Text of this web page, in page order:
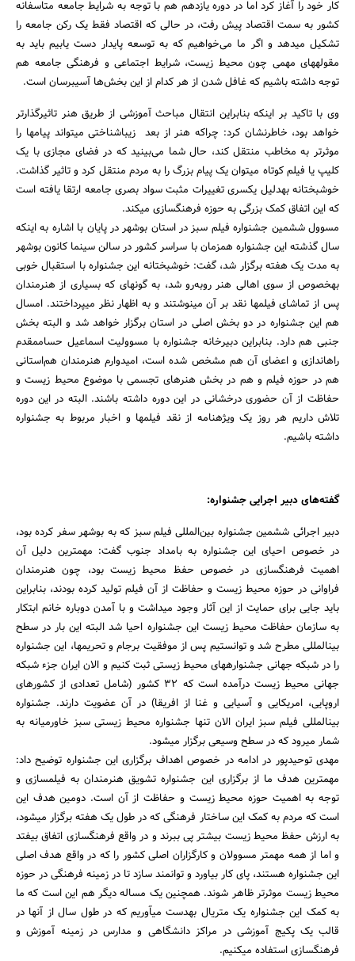
کار خود را آغاز کرد اما در دوره یازدهم هم با توجه به شرایط جامعه متاسفانه
کشور به سمت اقتصاد پیش رفت، در حالی که اقتصاد فقط یک رکن جامعه را
تشکیل می‎دهد و اگر ما می‌خواهیم که به توسعه پایدار دست یابیم باید به
مقوله‎های مهمی چون محیط زیست، شرایط اجتماعی و فرهنگی جامعه هم
توجه داشته باشیم که غافل شدن از هر کدام از این بخش‌ها آسیب‎رسان است.
وی با تاکید بر این‎که بنابراین انتقال مباحث آموزشی از طریق هنر تاثیرگذارتر
خواهد بود، خاطرنشان کرد: چراکه هنر از بعد زیباشناختی می‎تواند پیام‎ها را
موثرتر به مخاطب منتقل کند، حال شما می‌بینید که در فضای مجازی با یک
کلیپ یا فیلم کوتاه می‎توان یک پیام بزرگ را به مردم منتقل کرد و تاثیر گذاشت.
خوشبختانه به‎دلیل یک‎سری تغییرات مثبت سواد بصری جامعه ارتقا یافته است
که این اتفاق کمک بزرگی به حوزه فرهنگ‎سازی می‎کند.
مسوول ششمین جشنواره فیلم سبز در استان بوشهر در پایان با اشاره به این‎که
سال گذشته این جشنواره همزمان با سراسر کشور در سالن سینما کانون بوشهر
به مدت یک هفته برگزار شد، گفت: خوشبختانه این جشنواره با استقبال خوبی
به‎خصوص از سوی اهالی هنر روبه‎‌رو شد، به گونه‏ای که بسیاری از هنرمندان
پس از تماشای فیلم‎ها نقد بر آن می‎نوشتند و به اظهار نظر می‎پرداختند. امسال
هم این جشنواره در دو بخش اصلی در استان برگزار خواهد شد و البته بخش
جنبی هم دارد. بنابراین دبیرخانه جشنواره با مسوولیت اسماعیل حسام‎مقدم
راه‎اندازی و اعضای آن هم مشخص شده است، امیدوارم هنرمندان هم‌استانی
هم در حوزه فیلم و هم در بخش هنرهای تجسمی با موضوع محیط زیست و
حفاظت از آن حضوری درخشانی در این دوره داشته باشند. البته در این دوره
تلاش داریم هر روز یک ویژه‎نامه از نقد فیلم‎ها و اخبار مربوط به جشنواره
داشته باشیم.
گفته‌های دبیر اجرایی جشنواره:
دبیر اجرائی ششمین جشنواره بین‌المللی فیلم سبز که به بوشهر سفر کرده بود،
در خصوص احیای این جشنواره به بامداد جنوب گفت: مهم‏ترین دلیل آن
اهمیت فرهنگ‎سازی در خصوص حفظ محیط زیست بود، چون هنرمندان
فراوانی در حوزه محیط زیست و حفاظت از آن فیلم تولید کرده بودند، بنابراین
باید جایی برای حمایت از این آثار وجود می‎داشت و با آمدن دوباره خانم ابتکار
به سازمان حفاظت محیط زیست این جشنواره احیا شد البته این بار در سطح
بین‎المللی مطرح شد و توانستیم پس از موفقیت برجام و تحریم‎ها، این جشنواره
را در شبکه جهانی جشنواره‎های محیط زیستی ثبت کنیم و الان ایران جزء شبکه
جهانی محیط زیست درآمده است که 32 کشور (شامل تعدادی از کشورهای
اروپایی، امریکایی و آسیایی و غنا از افریقا) در آن عضویت دارند. جشنواره
بین‎المللی فیلم سبز ایران الان تنها جشنواره محیط زیستی سبز خاورمیانه به
شمار می‎رود که در سطح وسیعی برگزار می‎شود.
مهدی توحیدپور در ادامه در خصوص اهداف برگزاری این جشنواره توضیح داد:
مهم‎ترین هدف ما از برگزاری این جشنواره تشویق هنرمندان به فیلمسازی و
توجه به اهمیت حوزه محیط زیست و حفاظت از آن است. دومین هدف این
است که مردم به کمک این ساختار فرهنگی که در طول یک هفته برگزار می‎شود،
به ارزش حفظ محیط زیست بیشتر پی ببرند و در واقع فرهنگ‎سازی اتفاق بیفتد
و اما از همه مهم‏تر مسوولان و کارگزاران اصلی کشور را که در واقع هدف اصلی
این جشنواره هستند، پای کار بیاورد و توانمند سازد تا در زمینه فرهنگی در حوزه
محیط زیست موثرتر ظاهر شوند. همچنین یک مساله دیگر هم این است که ما
به کمک این جشنواره یک متریال به‏دست می‎آوریم که در طول سال از آنها در
قالب یک پکیج آموزشی در مراکز دانشگاهی و مدارس در زمینه آموزش و
فرهنگ‎سازی استفاده می‎کنیم.